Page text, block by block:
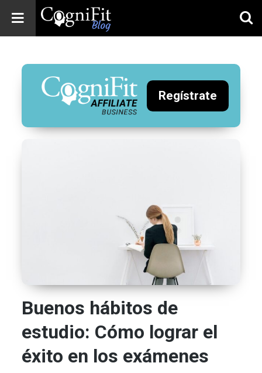
Blog: Brain
Health
News
Brain Training,
Mental Health, and
Wellness
Regístrate
Buenos hábitos de
estudio: Cómo lograr el
éxito en los exámenes